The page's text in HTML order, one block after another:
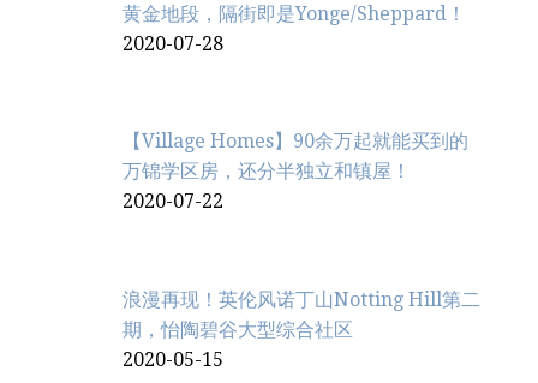
黄金地段，隔街即是Yonge/Sheppard！
2020-07-28
【Village Homes】90余万起就能买到的
万锦学区房，还分半独立和镇屋！
2020-07-22
浪漫再现！英伦风诺丁山Notting Hill第二
期，怡陶碧谷大型综合社区
2020-05-15